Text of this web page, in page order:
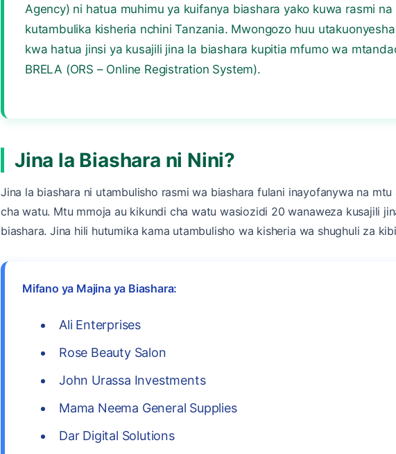
Agency) ni hatua muhimu ya kuifanya biashara yako kuwa rasmi na
kutambulika kisheria nchini Tanzania. Mwongozo huu
kwa hatua jinsi ya kusajili jina la biashara kupitia mfumo wa
BRELA (ORS – Online Registration System).
Jina la Biashara ni Nini?
Jina la biashara ni utambulisho rasmi wa biashara fulani inayofanywa na mtu
cha watu. Mtu mmoja au kikundi cha watu wasiozidi 20 wanaweza kusajili
biashara. Jina hili hutumika kama utambulisho wa kisheria wa shughuli za
Mifano ya Majina ya Biashara:
Ali Enterprises
Rose Beauty Salon
John Urassa Investments
Mama Neema General Supplies
Dar Digital Solutions